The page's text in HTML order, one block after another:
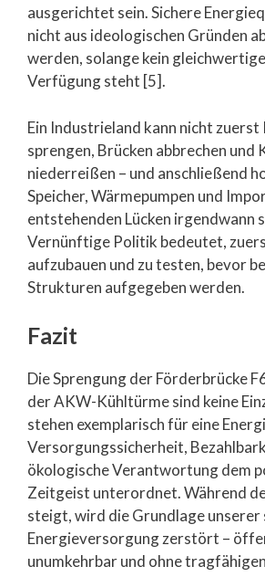
ausgerichtet sein. Sichere
nicht aus ideologischen Gründen
werden, solange kein
Verfügung steht [5].
Ein Industrieland kann nicht
sprengen, Brücken abbrechen und
niederreißen – und anschließend
Speicher, Wärmepumpen und
entstehenden Lücken irgendwann
Vernünftige Politik bedeutet,
aufzubauen und zu testen, bevor
Strukturen aufgegeben werden.
Fazit
Die Sprengung der Förderbrücke
der AKW-Kühltürme sind keine
stehen exemplarisch für eine
Versorgungssicherheit,
ökologische Verantwortung dem
Zeitgeist unterordnet. Während
steigt, wird die Grundlage unserer
Energieversorgung zerstört –
unumkehrbar und ohne